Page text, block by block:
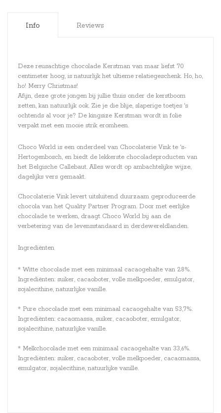
Info Reviews
Deze reusachtige chocolade Kerstman van maar liefst 70
centimeter hoog, is natuurlijk het ultieme relatiegeschenk. Ho, ho,
ho! Merry Christmas!
Afijn, deze grote jongen bij jullie thuis onder de kerstboom
zetten, kan natuurlijk ook. Zie je die blije, slaperige toetjes 's
ochtends al voor je? De kingsize Kerstman wordt in folie
verpakt met een mooie strik eromheen.
Choco World is een onderdeel van Chocolaterie Vink te 's-
Hertogenbosch, en biedt de lekkerste chocoladeproducten van
het Belgische Callebaut. Alles wordt op ambachtelijke wijze,
dagelijks vers gemaakt.
Chocolaterie Vink levert uitsluitend duurzaam geproduceerde
chocola van het Quality Partner Program. Door met eerlijke
chocolade te werken, draagt Choco World bij aan de
verbetering van de levensstandaard in derdewereldlanden.
Ingrediënten
* Witte chocolade met een minimaal cacaogehalte van 28%.
Ingrediënten: suiker, cacaoboter, volle melkpoeder, emulgator,
sojalecithine, natuurlijke vanille.
* Pure chocolade met een minimaal cacaogehalte van 53,7%.
Ingrediënten: cacaomassa, suiker, cacaoboter, emulgator,
sojalecithine, natuurlijke vanille.
* Melkchocolade met een minimaal cacaogehalte van 33,6%.
Ingrediënten: suiker, cacaoboter, volle melkpoeder, cacaomassa,
emulgator, sojalecithine, natuurlijke vanille.